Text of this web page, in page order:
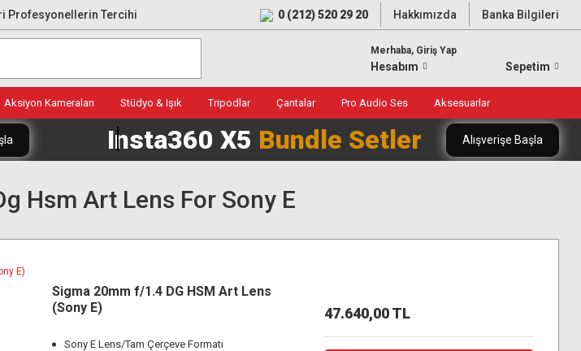
Profesyonellerin Tercihi 0 (212) 520 29 20 Hakkımızda Banka Bilgileri
Merhaba, Giriş Yap
Hesabım Sepetim
Aksiyon Kameraları Stüdyo & Işık Tripodlar Çantalar Pro Audio Ses Aksesuarlar
Insta360 X5 Bundle Setler Alışverişe Başla
Hsm Art Lens For Sony E
Sigma 20mm f/1.4 DG HSM Art Lens
(Sony E)
Sony E Lens/Tam Çerçeve Formatı
47.640,00 TL